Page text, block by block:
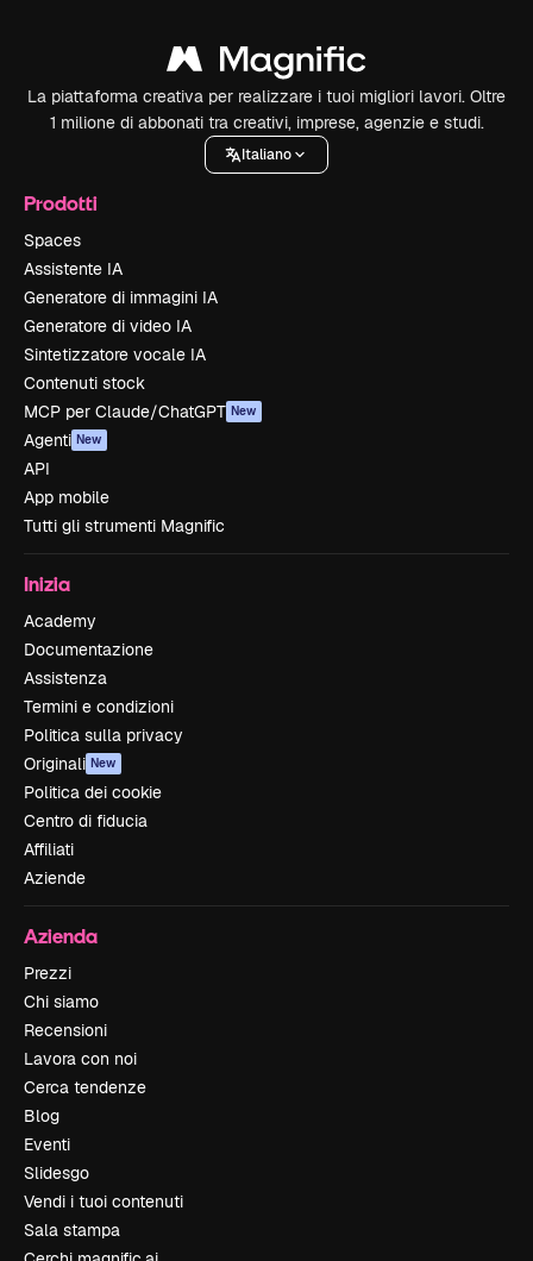
La piattaforma creativa per realizzare i tuoi migliori lavori. Oltre
1 milione di abbonati tra creativi, imprese, agenzie e studi.
Italiano
Prodotti
Spaces
Assistente IA
Generatore di immagini IA
Generatore di video IA
Sintetizzatore vocale IA
Contenuti stock
MCP per Claude/ChatGPT New
Agenti New
API
App mobile
Tutti gli strumenti Magnific
Inizia
Academy
Documentazione
Assistenza
Termini e condizioni
Politica sulla privacy
Originali New
Politica dei cookie
Centro di fiducia
Affiliati
Aziende
Azienda
Prezzi
Chi siamo
Recensioni
Lavora con noi
Cerca tendenze
Blog
Eventi
Slidesgo
Vendi i tuoi contenuti
Sala stampa